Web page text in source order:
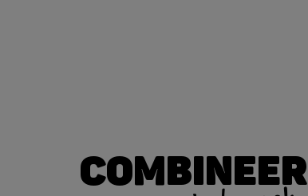
COMBINEER